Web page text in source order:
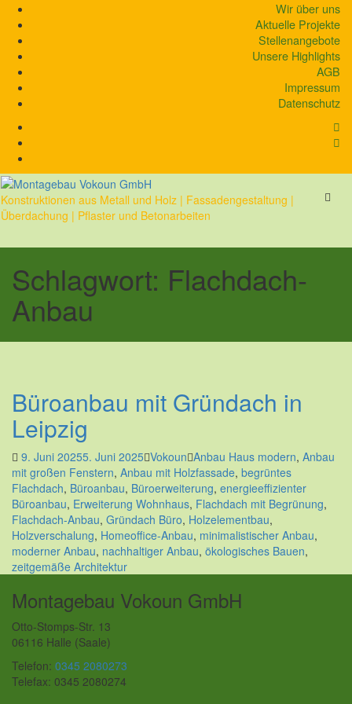
Skip
content
Wir über uns
Aktuelle Projekte
Stellenangebote
Unsere Highlights
AGB
Impressum
Datenschutz
Konstruktionen aus Metall und Holz | Fassadengestaltung |
Überdachung | Pflaster und Betonarbeiten
Schlagwort: Flachdach-
Anbau
Büroanbau mit Gründach in
Leipzig
9. Juni 20255. Juni 2025 Vokoun Anbau Haus modern, Anbau
mit großen Fenstern, Anbau mit Holzfassade, begrüntes
Flachdach, Büroanbau, Büroerweiterung, energieeffizienter
Büroanbau, Erweiterung Wohnhaus, Flachdach mit Begrünung,
Flachdach-Anbau, Gründach Büro, Holzelementbau,
Holzverschalung, Homeoffice-Anbau, minimalistischer Anbau,
moderner Anbau, nachhaltiger Anbau, ökologisches Bauen,
zeitgemäße Architektur
Montagebau Vokoun GmbH
Otto-Stomps-Str. 13
06116 Halle (Saale)
Telefon: 0345 2080273
Telefax: 0345 2080274